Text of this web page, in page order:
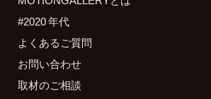
#2020 年代
よくあるご質問
お問い合わせ
取材のご相談